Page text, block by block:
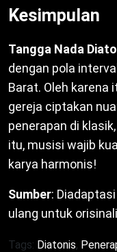
Kesimpulan
Tangga Nada
dengan pola
Barat. Oleh karena
gereja ciptakan
penerapan di
itu, musisi wajib
karya harmonis!
Sumber:
ulang untuk
Tags: Diatonis,